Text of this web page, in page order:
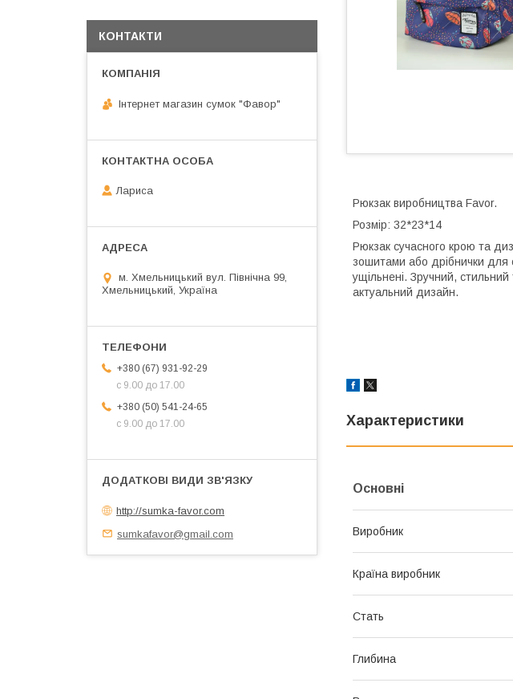
Рюкзак виробництва Favor.
Розмір: 32*23*14
Рюкзак сучасного крою та
зошитами або дрібнички для
ущільнені. Зручний,
актуальний дизайн.
Характеристики
Основні
Виробник
Країна виробник
Стать
Глибина
КОНТАКТИ
Інтернет магазин сумок "Фавор"
Лариса
м. Хмельницький вул. Північна 99,
Хмельницький, Україна
+380 (67) 931-92-29
с 9.00 до 17.00
+380 (50) 541-24-65
с 9.00 до 17.00
http://sumka-favor.com
sumkafavor@gmail.com